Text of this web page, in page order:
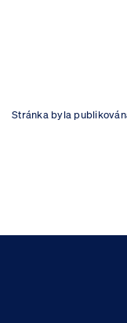
Stránka byla